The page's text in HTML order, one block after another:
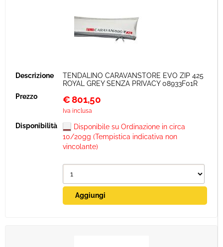
TENDALINO CARAVANSTORE EVO ZIP 425
ROYAL GREY SENZA PRIVACY 08933F01R
€801,50
Iva inclusa
Disponibile su Ordinazione in circa
10/20gg (Tempistica indicativa non
vincolante)